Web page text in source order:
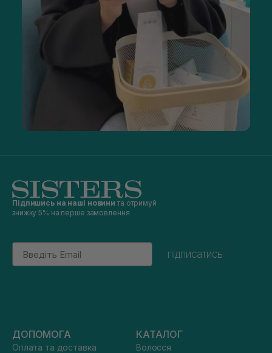
Підпишись на наші новини та отримуй
знижку 5% на перше замовлення
Email
підписатись
ДОПОМОГА
Оплата та доставка
КАТАЛОГ
Волосся